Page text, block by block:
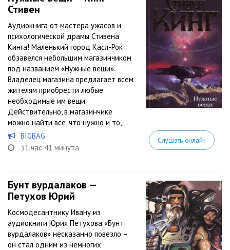
Стивен
Аудиокнига от мастера ужасов и
психологической драмы Стивена
Кинга! Маленький город Касл-Рок
обзавелся небольшим магазинчиком
под названием «Нужные вещи».
Владелец магазина предлагает всем
жителям приобрести любые
необходимые им вещи.
Действительно, в магазинчике
можно найти все, что нужно и то,...
BIGBAG
31 час 41 минута
Слушать онлайн
Бунт вурдалаков —
Петухов Юрий
Космодесантнику Ивану из
аудиокниги Юрия Петухова «Бунт
вурдалаков» несказанно повезло –
он стал одним из немногих